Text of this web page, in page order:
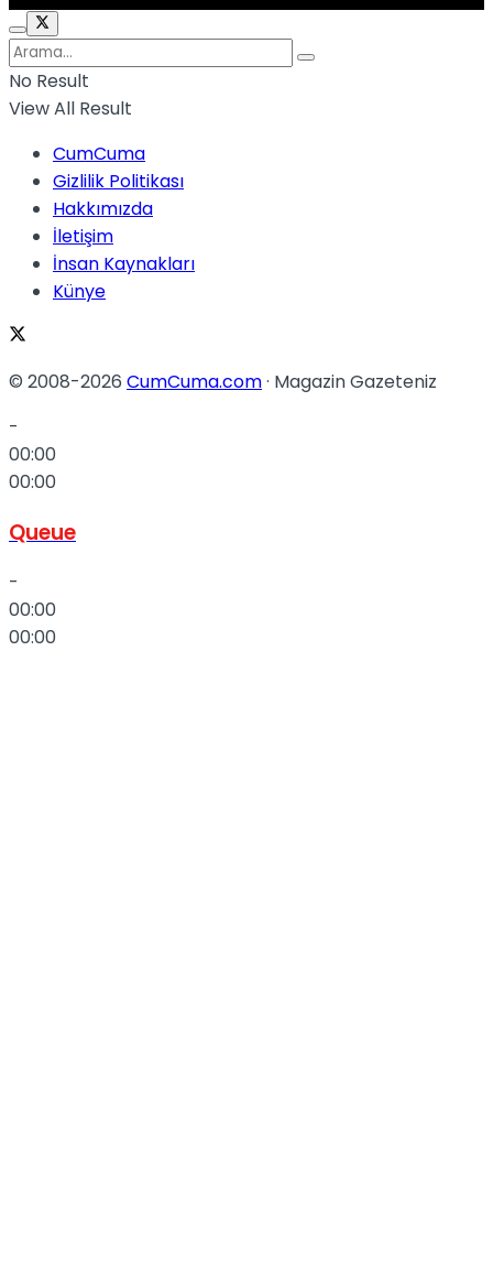
No Result
View All Result
CumCuma
Gizlilik Politikası
Hakkımızda
İletişim
İnsan Kaynakları
Künye
© 2008-2026 CumCuma.com· Magazin Gazeteniz
-
00:00
00:00
Queue
-
00:00
00:00